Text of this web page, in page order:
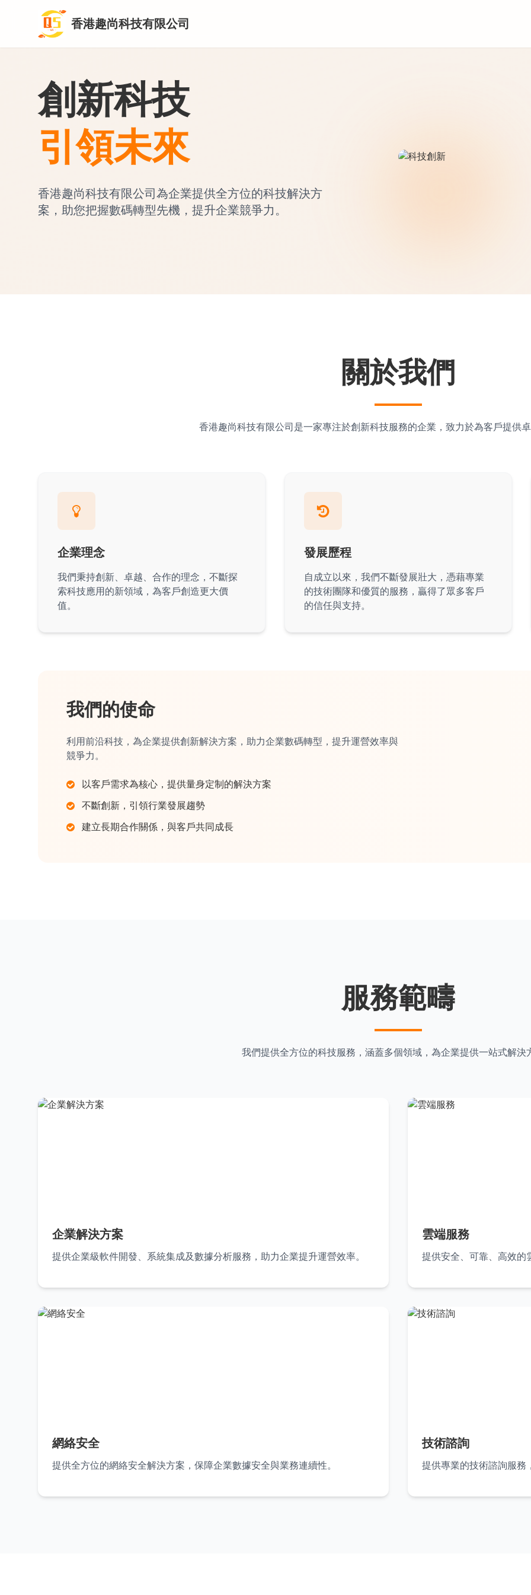
香港趣尚科技有限公司
創新科技
引領未來
香港趣尚科技有限公司為企業提供全方位的科技解決方
案，助您把握數碼轉型先機，提升企業競爭力。
關於我們
香港趣尚科技有限公司是一家專注於創新科技服務的企業，致力於為客戶提供
企業理念
我們秉持創新、卓越、合作的理念，不斷探
索科技應用的新領域，為客戶創造更大價
值。
發展歷程
自成立以來，我們不斷發展壯大，憑藉專業
的技術團隊和優質的服務，贏得了眾多客戶
的信任與支持。
我們的使命
利用前沿科技，為企業提供創新解決方案，助力企業數碼轉型，提升運營效率與
競爭力。
以客戶需求為核心，提供量身定制的解決方案
不斷創新，引領行業發展趨勢
建立長期合作關係，與客戶共同成長
服務範疇
我們提供全方位的科技服務，涵蓋多個領域，為企業提供一站式解決
企業解決方案
提供企業級軟件開發、系統集成及數據分析服務，助力企業提升運營效率。
雲端服務
提供安全、可靠、高效的
網絡安全
提供全方位的網絡安全解決方案，保障企業數據安全與業務連續性。
技術諮詢
提供專業的技術諮詢服務